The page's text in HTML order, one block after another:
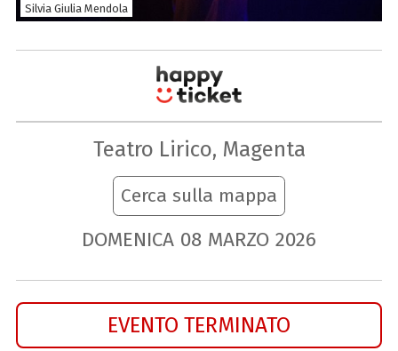
Silvia Giulia Mendola
Teatro Lirico, Magenta
Cerca sulla mappa
DOMENICA 08 MARZO 2026
EVENTO TERMINATO